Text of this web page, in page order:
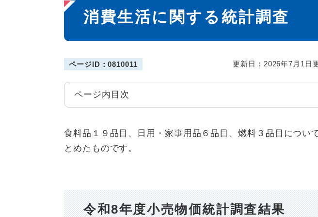
文
消費生活に関する統計調査
ページID：0810011 更新日：2026年7月1日
ページ内目次
食料品１９品目、日用・家事用品６品目、燃料３品目につい
とめたものです。
令和8年度小売物価統計調査結果